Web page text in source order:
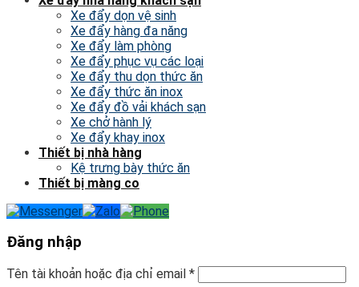
Xe đẩy dọn vệ sinh
Xe đẩy hàng đa năng
Xe đẩy làm phòng
Xe đẩy phục vụ các loại
Xe đẩy thu dọn thức ăn
Xe đẩy thức ăn inox
Xe đẩy đồ vải khách sạn
Xe chở hành lý
Xe đẩy khay inox
Thiết bị nhà hàng
Kệ trưng bày thức ăn
Thiết bị màng co
Đăng nhập
Tên tài khoản hoặc địa chỉ email *